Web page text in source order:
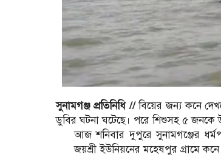
সুনামগঞ্জ প্রতিনিধি //বিয়ের জন্য কনে
ডুবির ঘটনা ঘটেছে। পরে শিশুসহ ৫
আজ শনিবার দুপুরে সুনামগঞ্জের
জয়শ্রী ইউনিয়নের মহেষপুর গ্রামে